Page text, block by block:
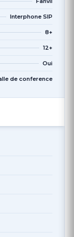
Interphone SIP
8+
12+
Oui
de conference